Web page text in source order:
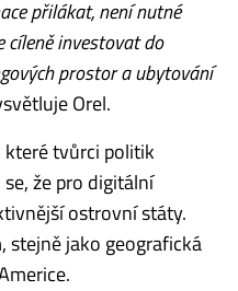
přilákat, není nutné
investovat do
prostor a ubytování
Orel.
které tvůrci politik
že pro digitální
ostrovní státy.
stejně jako geografická